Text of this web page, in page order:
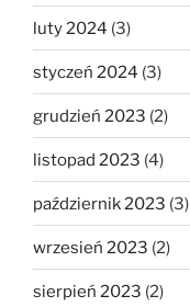
luty 2024 (3)
styczeń 2024 (3)
grudzień 2023 (2)
listopad 2023 (4)
październik 2023 (3)
wrzesień 2023 (2)
sierpień 2023 (2)